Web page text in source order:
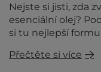
Nejste si jisti, zda
esenciální olej?
si tu nejlepší
Přečtěte si více